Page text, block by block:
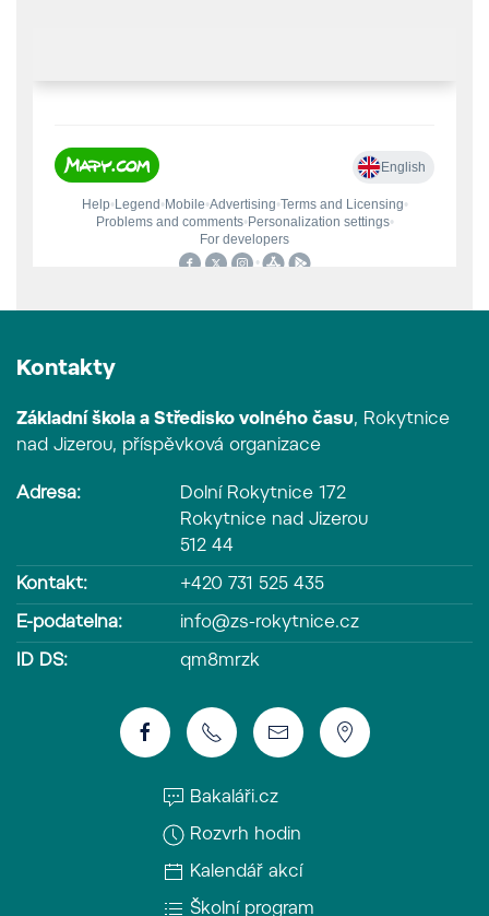
Kontakty
Základní škola a Středisko volného času, Rokytnice
nad Jizerou, příspěvková organizace
Adresa:
Dolní Rokytnice 172
Rokytnice nad Jizerou
512 44
Kontakt: +420 731 525 435
E-podatelna: info@zs-rokytnice.cz
ID DS: qm8mrzk
Bakaláři.cz
Rozvrh hodin
Kalendář akcí
Školní program